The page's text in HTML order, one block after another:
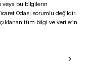
veya bu bilgilerin
Odası sorumlu değildir.
tüm bilgi ve verilerin